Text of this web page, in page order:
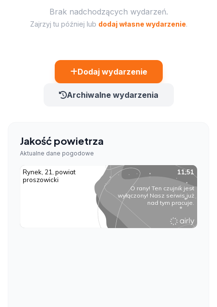
Brak nadchodzących wydarzeń.
Zajrzyj tu później lub dodaj własne wydarzenie.
Dodaj wydarzenie
Archiwalne wydarzenia
Jakość powietrza
Aktualne dane pogodowe